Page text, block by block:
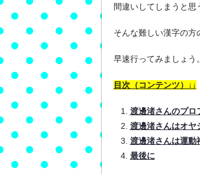
間違いしてしまうと思
そんな難しい漢字の方
早速行ってみましょう。
目次（コンテンツ）↓↓
渡邊渚さんのプロ
渡邊渚さんはオヤ
渡邊渚さんは運動
最後に